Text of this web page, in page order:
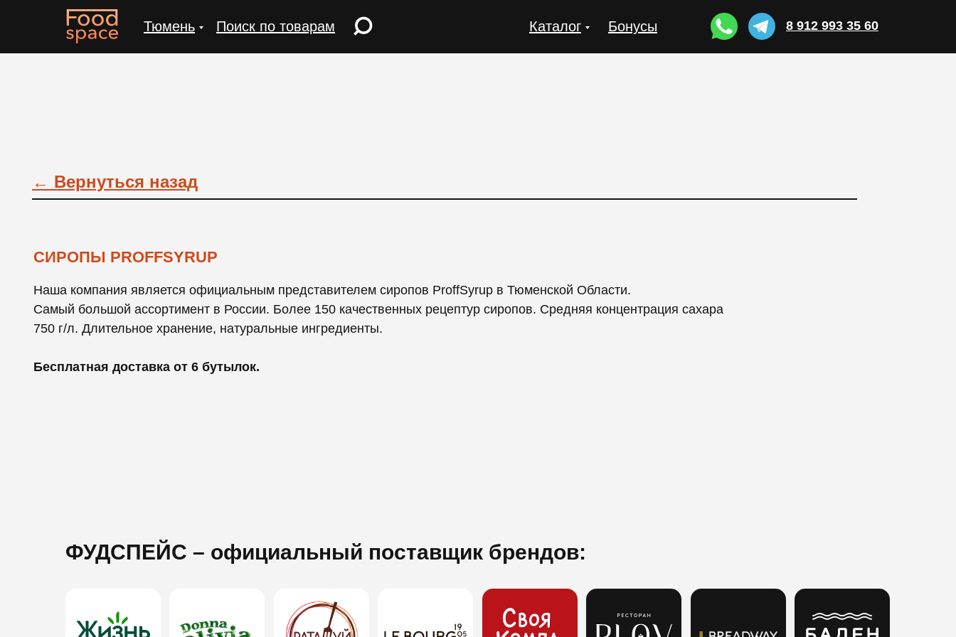
Бонусы
Каталог 8 912 993 35 60
Поиск по товарам
Тюмень
← Вернуться назад
Наша компания является официальным представителем сиропов ProffSyrup в Тюменской Области.
Самый большой ассортимент в России. Более 150 качественных рецептур сиропов. Средняя концентрация сахара
750 г/л. Длительное хранение, натуральные ингредиенты.
Бесплатная доставка от 6 бутылок.
СИРОПЫ PROFFSYRUP
ФУДСПЕЙС – официальный поставщик брендов: